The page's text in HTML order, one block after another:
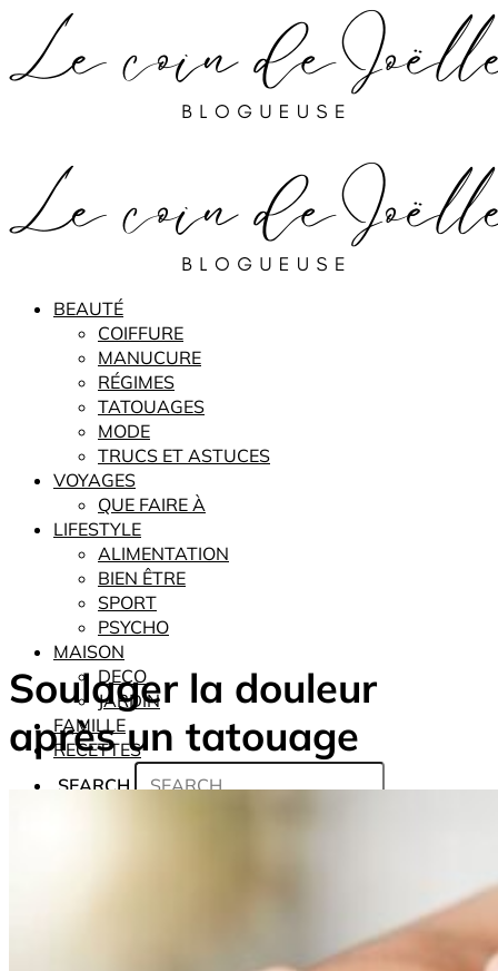
BEAUTÉ
COIFFURE
MANUCURE
RÉGIMES
TATOUAGES
MODE
TRUCS ET ASTUCES
VOYAGES
QUE FAIRE À
LIFESTYLE
ALIMENTATION
BIEN ÊTRE
SPORT
PSYCHO
MAISON
DECO
JARDIN
FAMILLE
RECETTES
SEARCH
Soulager la douleur
après un tatouage